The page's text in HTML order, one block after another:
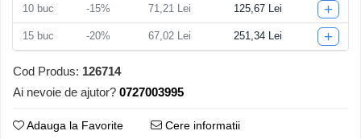
Pelerine, Umbrele si Accesorii
Videoproiectoare
10 buc -15% 71,21 Lei 125,67 Lei +
15 buc -20% 67,02 Lei 251,34 Lei +
Cod Produs: 126714
Ai nevoie de ajutor? 0727003995
Adauga la Favorite Cere informatii